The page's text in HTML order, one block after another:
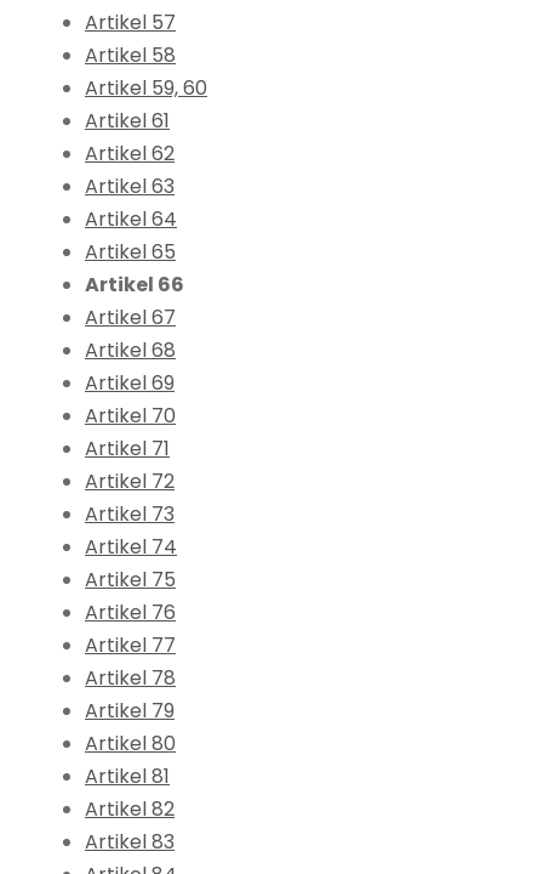
Artikel 57
Artikel 58
Artikel 59, 60
Artikel 61
Artikel 62
Artikel 63
Artikel 64
Artikel 65
Artikel 66
Artikel 67
Artikel 68
Artikel 69
Artikel 70
Artikel 71
Artikel 72
Artikel 73
Artikel 74
Artikel 75
Artikel 76
Artikel 77
Artikel 78
Artikel 79
Artikel 80
Artikel 81
Artikel 82
Artikel 83